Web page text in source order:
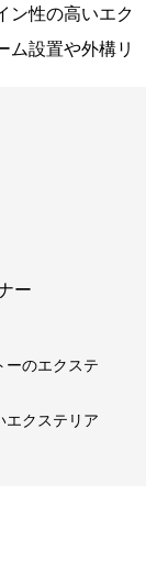
ン性の高いエク
ム設置や外構リ
ー
ーのエクステ
エクステリア